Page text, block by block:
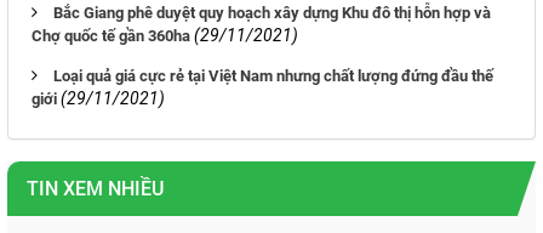
Bắc Giang phê duyệt quy hoạch xây dựng Khu đô thị hỗn hợp và
Chợ quốc tế gần 360ha (29/11/2021)
Loại quả giá cực rẻ tại Việt Nam nhưng chất lượng đứng đầu thế
giới (29/11/2021)
TIN XEM NHIỀU